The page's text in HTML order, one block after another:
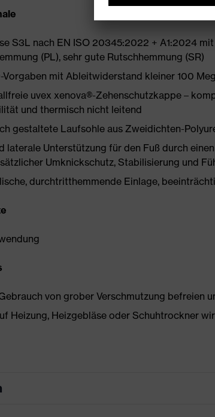
S3L nach EN ISO 20345:2022 + A1:2024
(PL), sehr gute Rutschhemmung (SR)
Vorgaben mit Ableitwiderstand kleiner 100
uvex xenova®-Zehenschutzkappe –
und thermisch nicht leitend
gestaltete Laufsohle aus Zweidichten-
laterale Unterstützung für den Fuß durch
Umknickschutz, Stabilisierung und
durchtritthemmende Einlage,
von grober Verschmutzung befreien
Heizung, Heizgebläse oder Schuhtrockner